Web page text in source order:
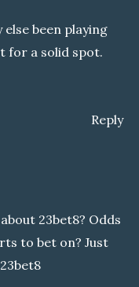
else been playing
for a solid spot.
Reply
23bet8? Odds
to bet on? Just
23bet8